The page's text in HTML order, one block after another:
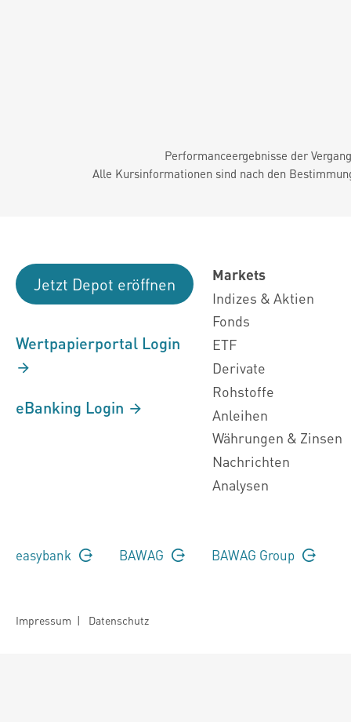
Performanceergebnisse der
Alle Kursinformationen sind nach den
Jetzt Depot eröffnen
Wertpapierportal Login
eBanking Login
Markets
Indizes & Aktien
Fonds
ETF
Derivate
Rohstoffe
Anleihen
Währungen & Zinsen
Nachrichten
Analysen
easybank BAWAG BAWAG Group
Impressum | Datenschutz